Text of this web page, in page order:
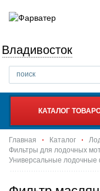
Владивосток
КАТАЛОГ
Главная Каталог
Фильтры для лодочных
Универсальные лодочные